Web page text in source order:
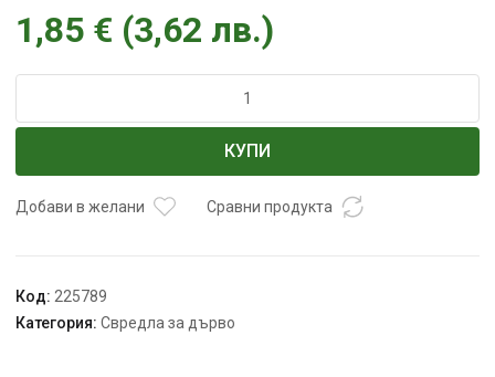
1,85 € (3,62 лв.)
Свредло
плоско
КУПИ
Добави в желани Сравни продукта
Код: 225789
Категория: Свредла за дърво